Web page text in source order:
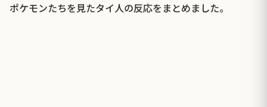
ポケモンたちを見たタイ人の反応をまとめました。